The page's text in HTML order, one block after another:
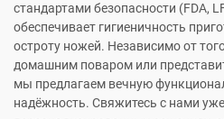
стандартами безопасности (FDA,
обеспечивает гигиеничность
остроту ножей. Независимо от
домашним поваром или
мы предлагаем вечную
надёжность. Свяжитесь с нами